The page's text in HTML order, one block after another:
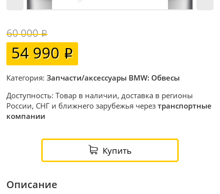
60 000
54 990
Категория:Запчасти/аксессуары BMW: Обвесы
Доступность: Товар в наличии, доставка в регионы
России, СНГ и ближнего зарубежья черезтранспортные
компании
Купить
Описание